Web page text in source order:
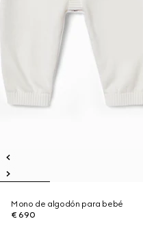
Mono de algodón para bebé
€ 690